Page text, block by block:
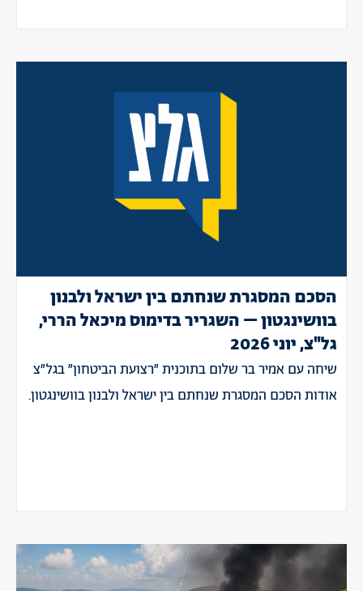
הסכם המסגרת שנחתם בין ישראל ולבנון
בוושינגטון – השגריר בדימוס מיכאל הררי,
גל"צ, יוני 2026
שיחה עם אמיר בר שלום בתוכנית ״רצועת הביטחון״ בגל״צ
אודות הסכם המסגרת שנחתם בין ישראל ולבנון בוושינגטון.